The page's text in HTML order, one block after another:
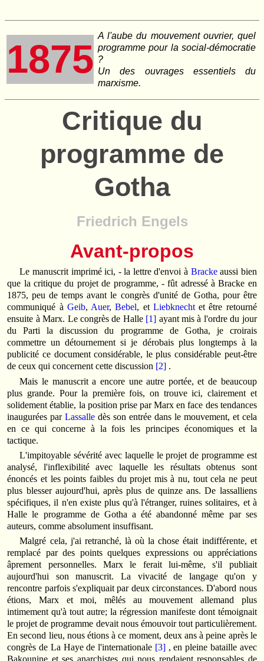
1875
A l'aube du mouvement ouvrier, quel
programme pour la social-démocratie
?
Un des ouvrages essentiels du
marxisme.
Critique du
programme de
Gotha
Friedrich Engels
Avant-propos
Le manuscrit imprimé ici, - la lettre d'envoi à Brackeaussi bien
que la critique du projet de programme, - fût adressé à Bracke en
1875, peu de temps avant le congrès d'unité de Gotha, pour être
communiqué à Geib,Auer,Bebel, et Liebknechtet être retourné
ensuite à Marx. Le congrès de Halle [1] ayant mis à l'ordre du jour
du Parti la discussion du programme de Gotha, je croirais
commettre un détournement si je dérobais plus longtemps à la
publicité ce document considérable, le plus considérable peut-être
de ceux qui concernent cette discussion [2] .
Mais le manuscrit a encore une autre portée, et de beaucoup
plus grande. Pour la première fois, on trouve ici, clairement et
solidement établie, la position prise par Marx en face des tendances
inaugurées parLassalle dès son entrée dans le mouvement, et cela
en ce qui concerne à la fois les principes économiques et la
tactique.
L'impitoyable sévérité avec laquelle le projet de programme est
analysé, l'inflexibilité avec laquelle les résultats obtenus sont
énoncés et les points faibles du projet mis à nu, tout cela ne peut
plus blesser aujourd'hui, après plus de quinze ans. De lassalliens
spécifiques, il n'en existe plus qu'à l'étranger, ruines solitaires, et à
Halle le programme de Gotha a été abandonné même par ses
auteurs, comme absolument insuffisant.
Malgré cela, j'ai retranché, là où la chose était indifférente, et
remplacé par des points quelques expressions ou appréciations
âprement personnelles. Marx le ferait lui-même, s'il publiait
aujourd'hui son manuscrit. La vivacité de langage qu'on y
rencontre parfois s'expliquait par deux circonstances. D'abord nous
étions, Marx et moi, mêlés au mouvement allemand plus
intimement qu'à tout autre; la régression manifeste dont témoignait
le projet de programme devait nous émouvoir tout particulièrement.
En second lieu, nous étions à ce moment, deux ans à peine après le
congrès de La Haye de l'internationale [3] , en pleine bataille avec